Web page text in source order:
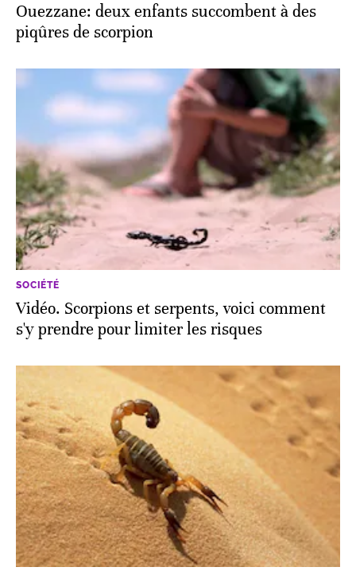
Ouezzane: deux enfants succombent à des
piqûres de scorpion
SOCIÉTÉ
Vidéo. Scorpions et serpents, voici comment
s'y prendre pour limiter les risques